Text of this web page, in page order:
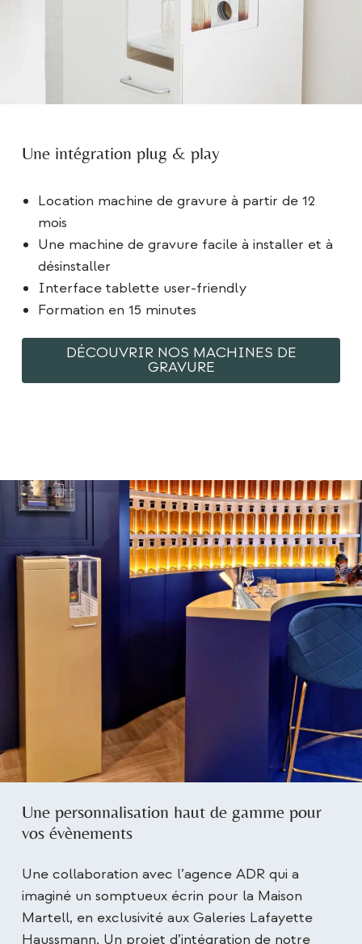
Une intégration plug & play
Location machine de gravure à partir de 12
mois
Une machine de gravure facile à installer et à
désinstaller
Interface tablette user-friendly
Formation en 15 minutes
DÉCOUVRIR NOS MACHINES DE
GRAVURE
Une personnalisation haut de gamme pour
vos évènements
Une collaboration avec l’agence ADR qui a
imaginé un somptueux écrin pour la Maison
Martell, en exclusivité aux Galeries Lafayette
Haussmann. Un projet d’intégration de notre